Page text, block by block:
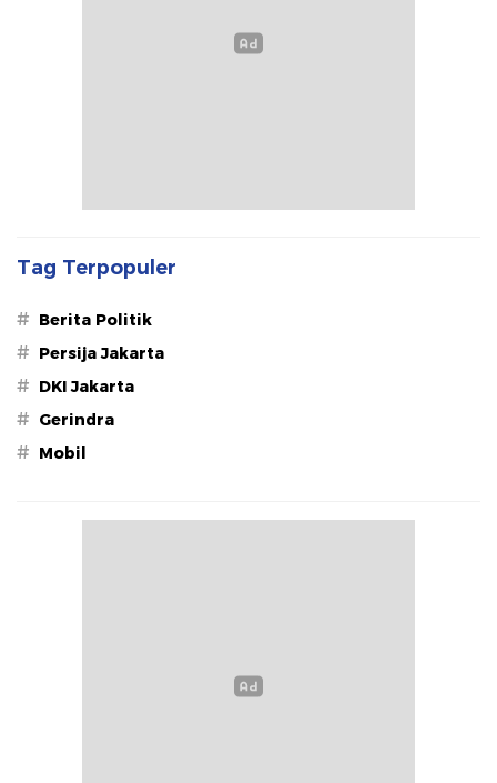
Tag Terpopuler
# Berita Politik
# Persija Jakarta
# DKI Jakarta
# Gerindra
# Mobil